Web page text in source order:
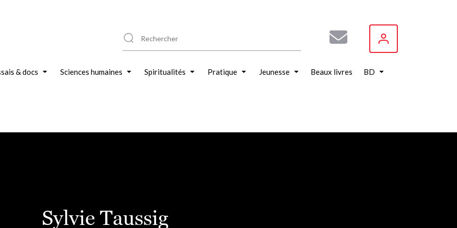
& docs Sciences humaines Spiritualités Pratique Jeunesse Beaux livres BD
Sylvie Taussig